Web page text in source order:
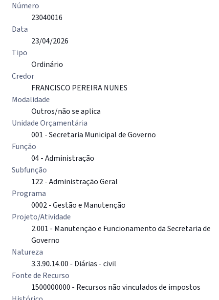
Número
23040016
Data
23/04/2026
Tipo
Ordinário
Credor
FRANCISCO PEREIRA NUNES
Modalidade
Outros/não se aplica
Unidade Orçamentária
001 - Secretaria Municipal de Governo
Função
04 - Administração
Subfunção
122 - Administração Geral
Programa
0002 - Gestão e Manutenção
Projeto/Atividade
2.001 - Manutenção e Funcionamento da Secretaria de
Governo
Natureza
3.3.90.14.00 - Diárias - civil
Fonte de Recurso
1500000000 - Recursos não vinculados de impostos